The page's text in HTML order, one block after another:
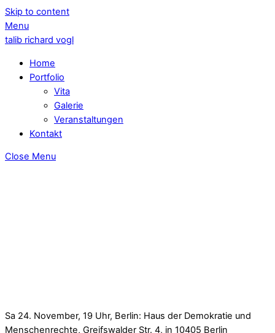
Skip to content
Menu
talib richard vogl
Home
Portfolio
Vita
Galerie
Veranstaltungen
Kontakt
Close Menu
Sa 24. November, 19 Uhr, Berlin: Haus der Demokratie und
Menschenrechte, Greifswalder Str. 4, in 10405 Berlin